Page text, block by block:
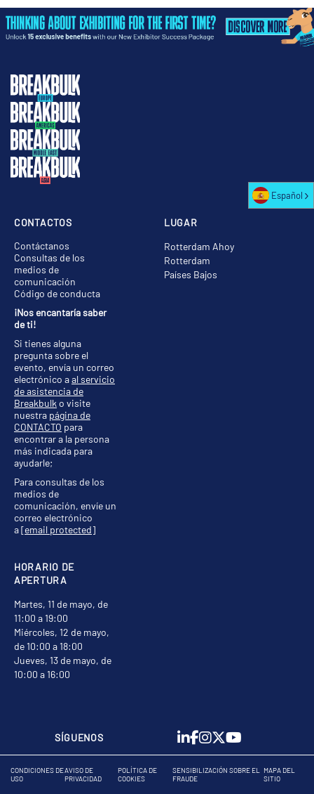
LUGAR
Rotterdam Ahoy
Rotterdam
Países Bajos
HORARIO DE
APERTURA
Martes, 11 de mayo, de
11:00 a 19:00
Miércoles, 12 de mayo,
de 10:00 a 18:00
Jueves, 13 de mayo, de
10:00 a 16:00
CONTACTOS
Contáctanos
Consultas de los
medios de
comunicación
Código de conducta
¡Nos encantaría saber
de ti!
Si tienes alguna
pregunta sobre el
evento, envía un correo
electrónico aal servicio
de asistencia de
Breakbulk o visite
nuestra página de
CONTACTO para
encontrar a la persona
más indicada para
ayudarle;
Para consultas de los
medios de
comunicación, envíe un
correo electrónico
a[email protected]
SÍGUENOS
CONDICIONES DE
USO
AVISO DE
PRIVACIDAD
POLÍTICA DE
COOKIES
SENSIBILIZACIÓN SOBRE EL
FRAUDE
MAPA DEL
SITIO
Español